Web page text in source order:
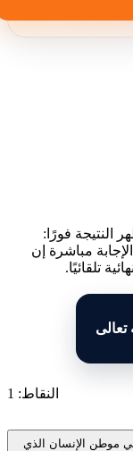
النتيجة فورًا:
مباشرة إن
تلقائيًا.
النقاط: 1
موطن الإنسان الذي